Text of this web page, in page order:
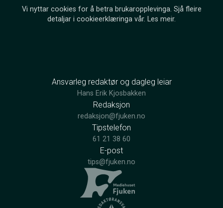
Vi nyttar cookies for å betra brukaropplevinga. Sjå fleire
detaljar i cookieerklæringa vår. Les meir.
Ansvarleg redaktør og dagleg leiar
Hans Erik Kjosbakken
Redaksjon
redaksjon@fjuken.no
Tipstelefon
61 21 38 60
E-post
tips@fjuken.no